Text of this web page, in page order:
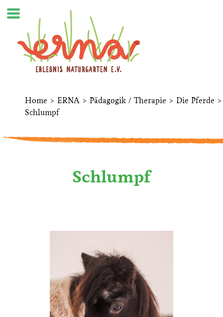
Home > ERNA > Pädagogik / Therapie > Die Pferde >
Schlumpf
Schlumpf